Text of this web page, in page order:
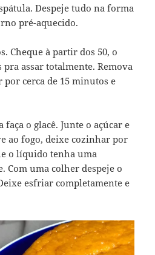
Despeje tudo na forma
pré-aquecido.
Cheque à partir dos 50, o
assar totalmente. Remova
cerca de 15 minutos e
o glacê. Junte o açúcar e
ao fogo, deixe cozinhar por
o líquido tenha uma
Com uma colher despeje o
esfriar completamente e